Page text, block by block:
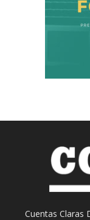
Cuentas Claras